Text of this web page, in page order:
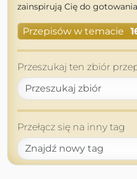
zainspirują Cię do
Przepisów w temacie
Przeszukaj ten zbiór
Przełącz się na inny tag